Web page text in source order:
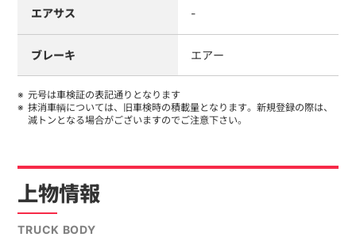
エアサス -
ブレーキ エアー
元号は車検証の表記通りとなります
抹消車輌については、旧車検時の積載量となります。新規登録の際は、
減トンとなる場合がございますのでご注意下さい。
上物情報
TRUCK BODY